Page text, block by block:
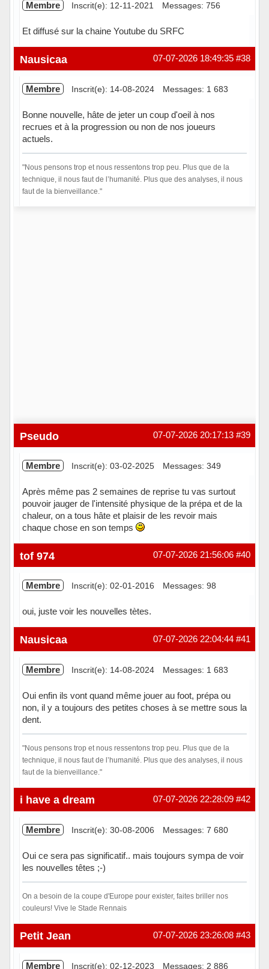
Membre Inscrit(e): 12-11-2021 Messages: 756
Et diffusé sur la chaine Youtube du SRFC
Hors ligne #38
07-07-2026 18:49:35
Nausicaa
Membre Inscrit(e): 14-08-2024 Messages: 1 683
Bonne nouvelle, hâte de jeter un coup d'oeil à nos
recrues et à la progression ou non de nos joueurs
actuels.
"Nous pensons trop et nous ressentons trop peu. Plus que de la
technique, il nous faut de l’humanité. Plus que des analyses, il nous
faut de la bienveillance."
#39
07-07-2026 20:17:13
Pseudo
Membre Inscrit(e): 03-02-2025 Messages: 349
Après même pas 2 semaines de reprise tu vas surtout
pouvoir jauger de l'intensité physique de la prépa et de la
chaleur, on a tous hâte et plaisir de les revoir mais
chaque chose en son temps
Hors ligne #40
07-07-2026 21:56:06
tof 974
Membre Inscrit(e): 02-01-2016 Messages: 98
oui, juste voir les nouvelles tètes.
Hors ligne #41
07-07-2026 22:04:44
Nausicaa
Membre Inscrit(e): 14-08-2024 Messages: 1 683
Oui enfin ils vont quand même jouer au foot, prépa ou
non, il y a toujours des petites choses à se mettre sous la
dent.
"Nous pensons trop et nous ressentons trop peu. Plus que de la
technique, il nous faut de l’humanité. Plus que des analyses, il nous
faut de la bienveillance."
Hors ligne #42
07-07-2026 22:28:09
i have a dream
Membre Inscrit(e): 30-08-2006 Messages: 7 680
Oui ce sera pas significatif.. mais toujours sympa de voir
les nouvelles têtes ;-)
On a besoin de la coupe d'Europe pour exister, faites briller nos
couleurs! Vive le Stade Rennais
Hors ligne #43
07-07-2026 23:26:08
Petit Jean
Membre Inscrit(e): 02-12-2023 Messages: 2 886